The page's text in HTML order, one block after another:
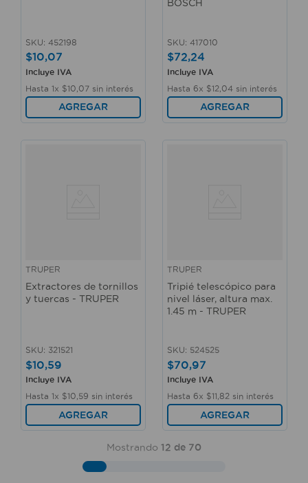
SKU: 452198
$10,07
Incluye IVA
Hasta 1x $10 07 sin interés
AGREGAR
BOSCH
SKU: 417010
$72,24
Incluye IVA
Hasta 6x $12 04 sin interés
AGREGAR
TRUPER
Extractores de tornillos
y tuercas - TRUPER
SKU: 321521
$10,59
Incluye IVA
Hasta 1x $10 59 sin interés
AGREGAR
TRUPER
Tripié telescópico para
nivel láser, altura max.
1.45 m - TRUPER
SKU: 524525
$70,97
Incluye IVA
Hasta 6x $11 82 sin interés
AGREGAR
Mostrando 12 de 70